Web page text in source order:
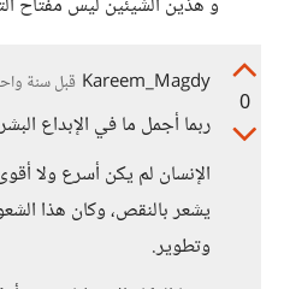
0
Kareem_Magdy قبل سنة
ربما أجمل ما في الإبداع
الإنسان لم يكن أسرع ولا
يشعر بالنقص، وكان هذا
وتطوير.